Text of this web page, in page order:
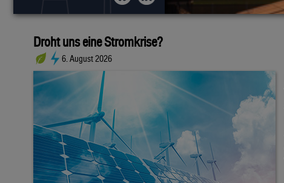
Droht uns eine Stromkrise?
6. August 2026